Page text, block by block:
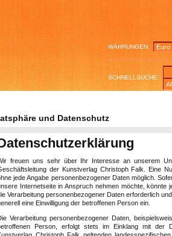
WÄHRUNGEN:
SCHNELLSUCHE:
und Datenschutz
freuen uns sehr über Ihr Interesse an unserem
der Kunstverlag Christoph Falk. Eine
jede Angabe personenbezogener Daten möglich.
Internetseite in Anspruch nehmen möchte, könnte
Verarbeitung personenbezogener Daten erforderlich
eine Einwilligung der betroffenen Person ein.
Verarbeitung personenbezogener Daten,
Person, erfolgt stets im Einklang mit der